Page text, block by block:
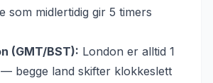
som midlertidig gir 5 timers
(GMT/BST): London er alltid 1
begge land skifter klokkeslett